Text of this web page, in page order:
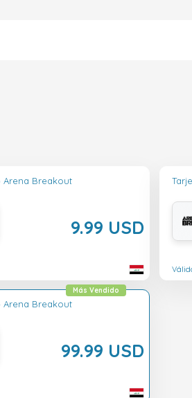
Arena Breakout
9.99 USD
Arena Breakout
99.99 USD
Más Vendido